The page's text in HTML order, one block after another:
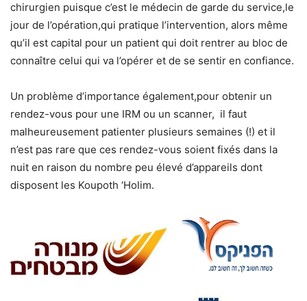
chirurgien puisque c’est le médecin de garde du service,le
jour de l’opération,qui pratique l’intervention, alors même
qu’il est capital pour un patient qui doit rentrer au bloc de
connaître celui qui va l’opérer et de se sentir en confiance.
Un problème d’importance également,pour obtenir un
rendez-vous pour une IRM ou un scanner, il faut
malheureusement patienter plusieurs semaines (!) et il
n’est pas rare que ces rendez-vous soient fixés dans la
nuit en raison du nombre peu élevé d’appareils dont
disposent les Koupoth ‘Holim.